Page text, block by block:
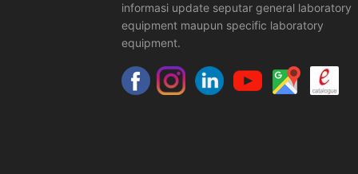
informasi update seputar general laboratory
equipment maupun specific laboratory
equipment.